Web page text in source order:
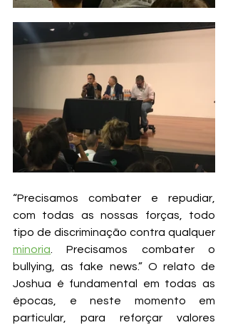
“Precisamos combater e repudiar,
com todas as nossas forças, todo
minoria. Precisamos combater o
bullying, as fake news.” O relato de
Joshua é fundamental em todas as
épocas, e neste momento em
particular, para reforçar valores